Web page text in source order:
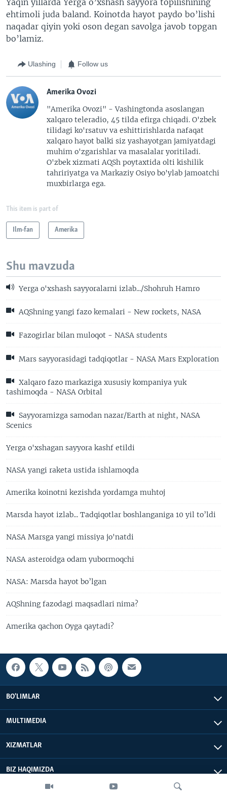
ehtimoli juda baland. Koinotda hayot paydo bo’lishi
naqadar qiyin yoki oson degan savolga javob topgan
bo’lamiz.
Ulashing Follow us
Amerika Ovozi
"Amerika Ovozi" - Vashingtonda asoslangan
xalqaro teleradio, 45 tilda efirga chiqadi. O'zbek
tilidagi ko'rsatuv va eshittirishlarda nafaqat
xalqaro hayot balki siz yashayotgan jamiyatdagi
muhim o'zgarishlar va masalalar yoritiladi.
O'zbek xizmati AQSh poytaxtida olti kishilik
tahririyatga va Markaziy Osiyo bo'ylab jamoatchi
muxbirlarga ega.
This item is part of
Ilm-fan Amerika
Shu mavzuda
Yerga o'xshash sayyoralarni izlab.../Shohruh Hamro
AQShning yangi fazo kemalari - New rockets, NASA
Fazogirlar bilan muloqot - NASA students
Mars sayyorasidagi tadqiqotlar - NASA Mars Exploration
Xalqaro fazo markaziga xususiy kompaniya yuk
tashimoqda - NASA Orbital
Sayyoramizga samodan nazar/Earth at night, NASA
Scenics
Yerga o'xshagan sayyora kashf etildi
NASA yangi raketa ustida ishlamoqda
Amerika koinotni kezishda yordamga muhtoj
Marsda hayot izlab... Tadqiqotlar boshlanganiga 10 yil to’ldi
NASA Marsga yangi missiya jo'natdi
NASA asteroidga odam yubormoqchi
NASA: Marsda hayot bo’lgan
AQShning fazodagi maqsadlari nima?
Amerika qachon Oyga qaytadi?
BO'LIMLAR
MULTIMEDIA
XIZMATLAR
BIZ HAQIMIZDA